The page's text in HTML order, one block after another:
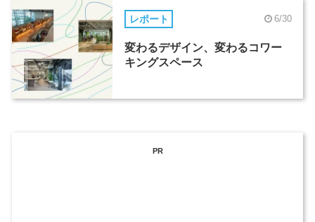
レポート 6/30
変わるデザイン、変わるコワー
キングスペース
PR